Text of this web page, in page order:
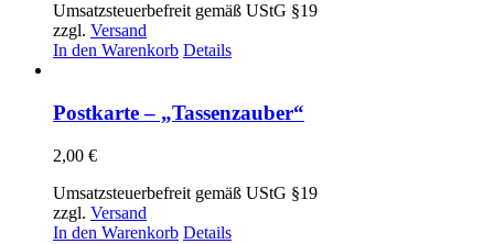
Umsatzsteuerbefreit gemäß UStG §19
zzgl. Versand
In den Warenkorb Details
Postkarte – „Tassenzauber“
2,00 €
Umsatzsteuerbefreit gemäß UStG §19
zzgl. Versand
In den Warenkorb Details